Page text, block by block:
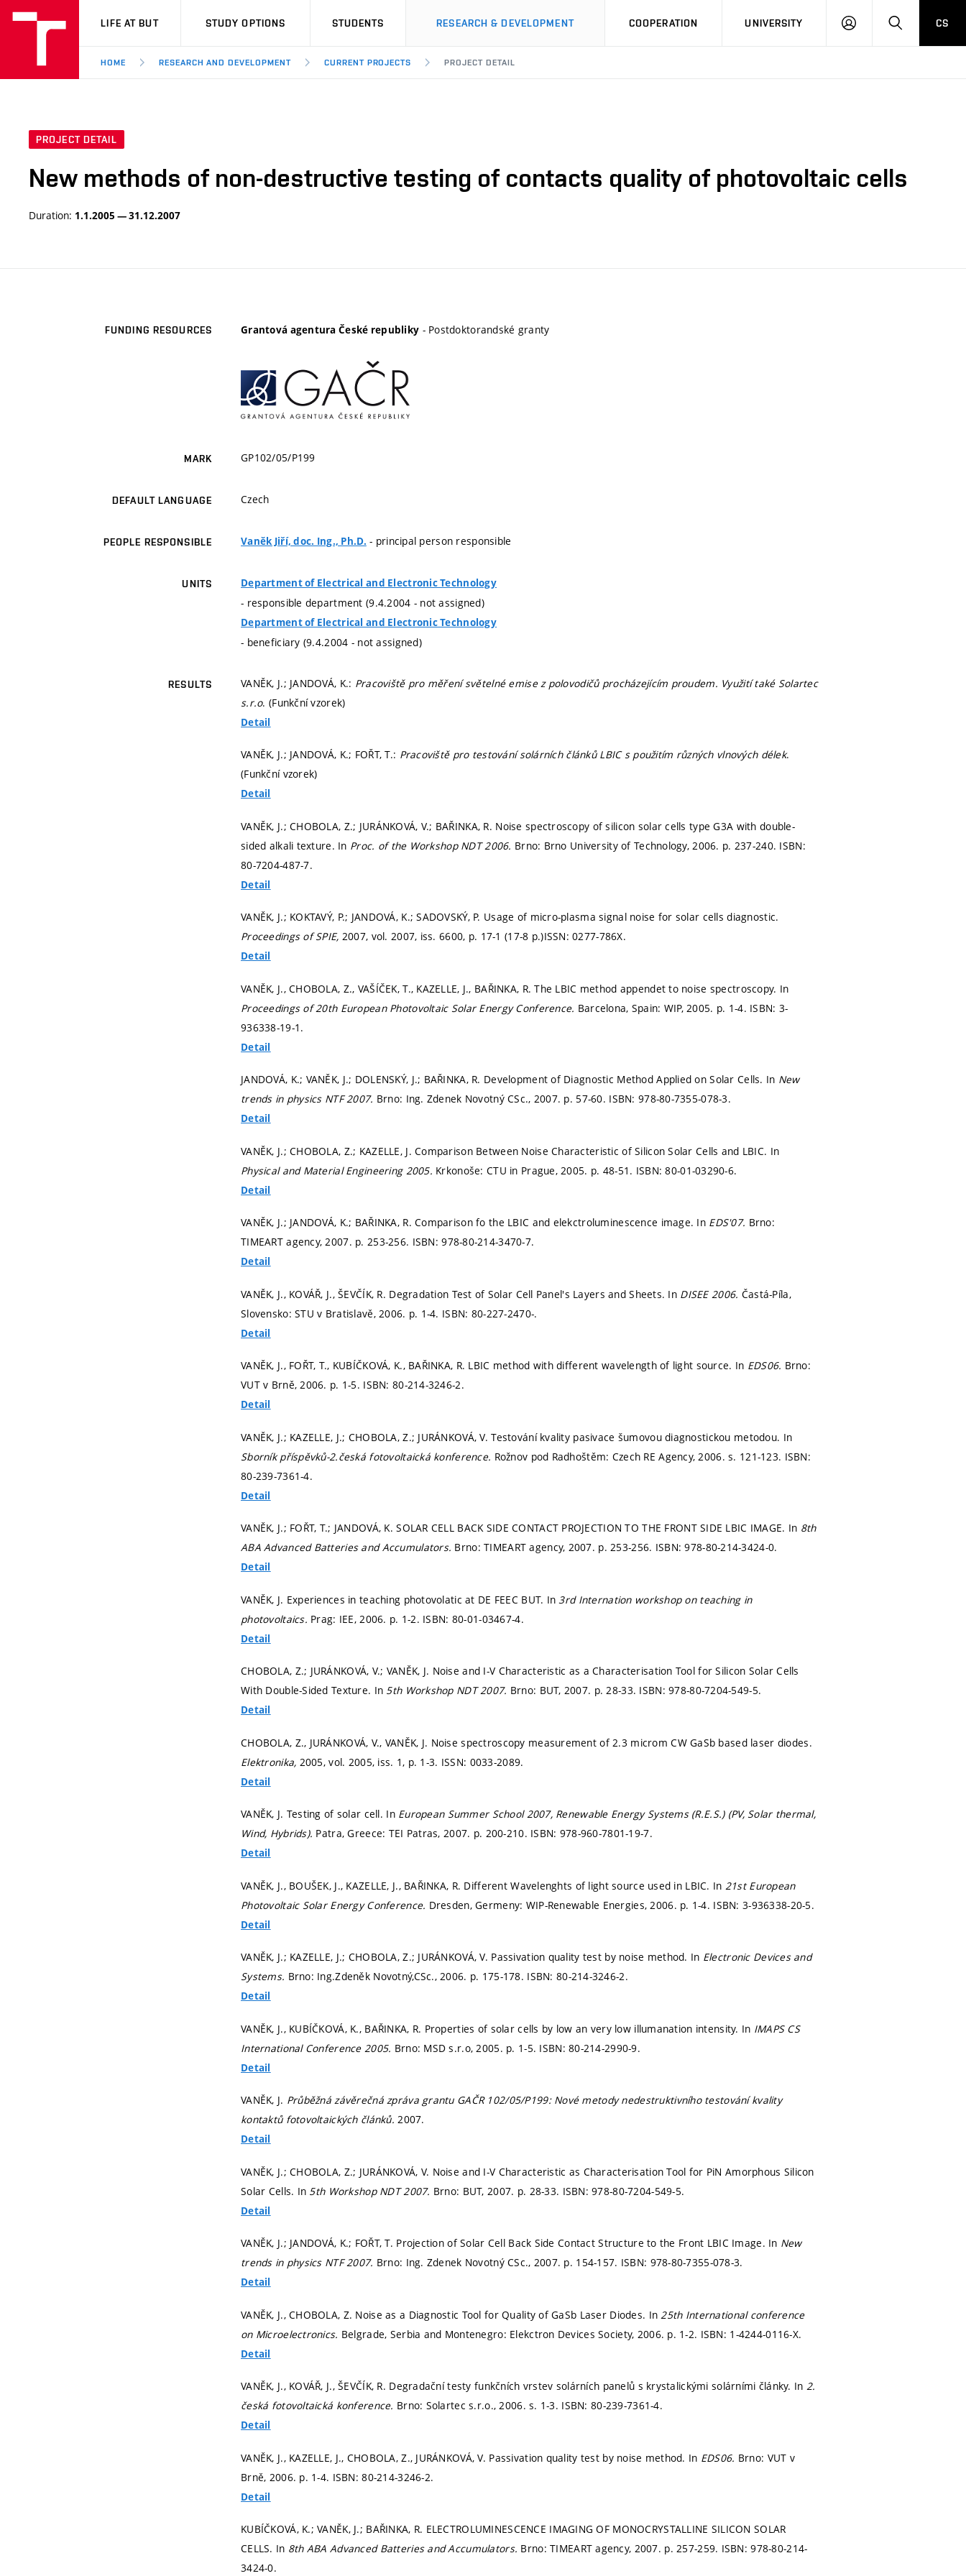
VUT
LIFE AT BUT STUDY OPTIONS STUDENTS RESEARCH & DEVELOPMENT COOPERATION UNIVERSITY
LOG
SEARCHCS
HOME RESEARCH AND DEVELOPMENT CURRENT PROJECTS PROJECT DETAIL
PROJECT DETAIL
New methods of non-destructive testing of contacts quality of photovoltaic cells
Duration: 1.1.2005 — 31.12.2007
FUNDING RESOURCES Grantová agentura České republiky - Postdoktorandské granty
MARK GP102/05/P199
DEFAULT LANGUAGE Czech
PEOPLE RESPONSIBLE Vaněk Jiří, doc. Ing., Ph.D. - principal person responsible
UNITS Department of Electrical and Electronic Technology
- responsible department (9.4.2004 - not assigned)
Department of Electrical and Electronic Technology
- beneficiary (9.4.2004 - not assigned)
RESULTS VANĚK, J.; JANDOVÁ, K.: Pracoviště pro měření světelné emise z polovodičů procházejícím proudem. Využití také Solartec
s.r.o. (Funkční vzorek)
Detail
VANĚK, J.; JANDOVÁ, K.; FOŘT, T.: Pracoviště pro testování solárních článků LBIC s použitím různých vlnových délek.
(Funkční vzorek)
Detail
VANĚK, J.; CHOBOLA, Z.; JURÁNKOVÁ, V.; BAŘINKA, R. Noise spectroscopy of silicon solar cells type G3A with double-
sided alkali texture. In Proc. of the Workshop NDT 2006. Brno: Brno University of Technology, 2006. p. 237-240. ISBN:
80-7204-487-7.
Detail
VANĚK, J.; KOKTAVÝ, P.; JANDOVÁ, K.; SADOVSKÝ, P. Usage of micro-plasma signal noise for solar cells diagnostic.
Proceedings of SPIE, 2007, vol. 2007, iss. 6600, p. 17-1 (17-8 p.)ISSN: 0277-786X.
Detail
VANĚK, J., CHOBOLA, Z., VAŠÍČEK, T., KAZELLE, J., BAŘINKA, R. The LBIC method appendet to noise spectroscopy. In
Proceedings of 20th European Photovoltaic Solar Energy Conference. Barcelona, Spain: WIP, 2005. p. 1-4. ISBN: 3-
936338-19-1.
Detail
JANDOVÁ, K.; VANĚK, J.; DOLENSKÝ, J.; BAŘINKA, R. Development of Diagnostic Method Applied on Solar Cells. In New
trends in physics NTF 2007. Brno: Ing. Zdenek Novotný CSc., 2007. p. 57-60. ISBN: 978-80-7355-078-3.
Detail
VANĚK, J.; CHOBOLA, Z.; KAZELLE, J. Comparison Between Noise Characteristic of Silicon Solar Cells and LBIC. In
Physical and Material Engineering 2005. Krkonoše: CTU in Prague, 2005. p. 48-51. ISBN: 80-01-03290-6.
Detail
VANĚK, J.; JANDOVÁ, K.; BAŘINKA, R. Comparison fo the LBIC and elekctroluminescence image. In EDS'07. Brno:
TIMEART agency, 2007. p. 253-256. ISBN: 978-80-214-3470-7.
Detail
VANĚK, J., KOVÁŘ, J., ŠEVČÍK, R. Degradation Test of Solar Cell Panel's Layers and Sheets. In DISEE 2006. Častá-Píla,
Slovensko: STU v Bratislavě, 2006. p. 1-4. ISBN: 80-227-2470-.
Detail
VANĚK, J., FOŘT, T., KUBÍČKOVÁ, K., BAŘINKA, R. LBIC method with different wavelength of light source. In EDS06. Brno:
VUT v Brně, 2006. p. 1-5. ISBN: 80-214-3246-2.
Detail
VANĚK, J.; KAZELLE, J.; CHOBOLA, Z.; JURÁNKOVÁ, V. Testování kvality pasivace šumovou diagnostickou metodou. In
Sborník příspěvků-2.česká fotovoltaická konference. Rožnov pod Radhoštěm: Czech RE Agency, 2006.s. 121-123. ISBN:
80-239-7361-4.
Detail
VANĚK, J.; FOŘT, T.; JANDOVÁ, K. SOLAR CELL BACK SIDE CONTACT PROJECTION TO THE FRONT SIDE LBIC IMAGE. In 8th
ABA Advanced Batteries and Accumulators. Brno: TIMEART agency, 2007. p. 253-256. ISBN: 978-80-214-3424-0.
Detail
VANĚK, J. Experiences in teaching photovolatic at DE FEEC BUT. In 3rd Internation workshop on teaching in
photovoltaics. Prag: IEE, 2006. p. 1-2. ISBN: 80-01-03467-4.
Detail
CHOBOLA, Z.; JURÁNKOVÁ, V.; VANĚK, J. Noise and I-V Characteristic as a Characterisation Tool for Silicon Solar Cells
With Double-Sided Texture. In 5th Workshop NDT 2007. Brno: BUT, 2007. p. 28-33. ISBN: 978-80-7204-549-5.
Detail
CHOBOLA, Z., JURÁNKOVÁ, V., VANĚK, J. Noise spectroscopy measurement of 2.3 microm CW GaSb based laser diodes.
Elektronika, 2005, vol. 2005, iss. 1, p. 1-3. ISSN: 0033-2089.
Detail
VANĚK, J. Testing of solar cell. In European Summer School 2007, Renewable Energy Systems (R.E.S.) (PV, Solar thermal,
Wind, Hybrids). Patra, Greece: TEI Patras, 2007. p. 200-210. ISBN: 978-960-7801-19-7.
Detail
VANĚK, J., BOUŠEK, J., KAZELLE, J., BAŘINKA, R. Different Wavelenghts of light source used in LBIC. In 21st European
Photovoltaic Solar Energy Conference. Dresden, Germeny: WIP-Renewable Energies, 2006. p. 1-4. ISBN: 3-936338-20-5.
Detail
VANĚK, J.; KAZELLE, J.; CHOBOLA, Z.; JURÁNKOVÁ, V. Passivation quality test by noise method. In Electronic Devices and
Systems. Brno: Ing.Zdeněk Novotný,CSc., 2006. p. 175-178. ISBN: 80-214-3246-2.
Detail
VANĚK, J., KUBÍČKOVÁ, K., BAŘINKA, R. Properties of solar cells by low an very low illumanation intensity. In IMAPS CS
International Conference 2005. Brno: MSD s.r.o, 2005. p. 1-5. ISBN: 80-214-2990-9.
Detail
VANĚK, J. Průběžná závěrečná zpráva grantu GAČR 102/05/P199: Nové metody nedestruktivního testování kvality
kontaktů fotovoltaických článků.2007.
Detail
VANĚK, J.; CHOBOLA, Z.; JURÁNKOVÁ, V. Noise and I-V Characteristic as Characterisation Tool for PiN Amorphous Silicon
Solar Cells. In 5th Workshop NDT 2007. Brno: BUT, 2007. p. 28-33. ISBN: 978-80-7204-549-5.
Detail
VANĚK, J.; JANDOVÁ, K.; FOŘT, T. Projection of Solar Cell Back Side Contact Structure to the Front LBIC Image. In New
trends in physics NTF 2007. Brno: Ing. Zdenek Novotný CSc., 2007. p. 154-157. ISBN: 978-80-7355-078-3.
Detail
VANĚK, J., CHOBOLA, Z. Noise as a Diagnostic Tool for Quality of GaSb Laser Diodes. In 25th International conference
on Microelectronics. Belgrade, Serbia and Montenegro: Elekctron Devices Society, 2006. p. 1-2. ISBN: 1-4244-0116-X.
Detail
VANĚK, J., KOVÁŘ, J., ŠEVČÍK, R. Degradační testy funkčních vrstev solárních panelů s krystalickými solárními články. In 2.
česká fotovoltaická konference. Brno: Solartec s.r.o., 2006.s. 1-3. ISBN: 80-239-7361-4.
Detail
VANĚK, J., KAZELLE, J., CHOBOLA, Z., JURÁNKOVÁ, V. Passivation quality test by noise method. In EDS06. Brno: VUT v
Brně, 2006. p. 1-4. ISBN: 80-214-3246-2.
Detail
KUBÍČKOVÁ, K.; VANĚK, J.; BAŘINKA, R. ELECTROLUMINESCENCE IMAGING OF MONOCRYSTALLINE SILICON SOLAR
CELLS. In 8th ABA Advanced Batteries and Accumulators. Brno: TIMEART agency, 2007. p. 257-259. ISBN: 978-80-214-
3424-0.